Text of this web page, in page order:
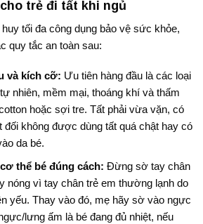
trẻ đi tất khi ngủ
tối đa công dụng bảo vệ sức khỏe,
quy tắc an toàn sau:
và kích cỡ: Ưu tiên hàng đầu là các loại
nhiên, mềm mại, thoáng khí và thấm
hoặc sợi tre. Tất phải vừa vặn, có
đối không được dùng tất quá chật hay có
da bé.
thể bé đúng cách: Đừng sờ tay chân
nóng vì tay chân trẻ em thường lạnh do
yếu. Thay vào đó, mẹ hãy sờ vào ngực
lưng ấm là bé đang đủ nhiệt, nếu